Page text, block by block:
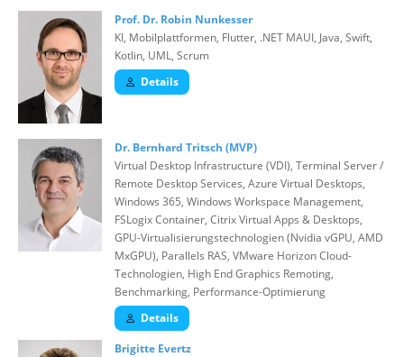
Prof. Dr. Robin Nunkesser
KI, Mobilplattformen, Flutter, .NET MAUI, Java, Swift,
Kotlin, UML, Scrum
Details
Dr. Bernhard Tritsch (MVP)
Virtual Desktop Infrastructure (VDI), Terminal Server /
Remote Desktop Services, Azure Virtual Desktops,
Windows 365, Windows Workspace Management,
FSLogix Container, Citrix Virtual Apps & Desktops,
GPU-Virtualisierungstechnologien (Nvidia vGPU, AMD
MxGPU), Parallels RAS, VMware Horizon Cloud-
Technologien, High End Graphics Remoting,
Benchmarking, Performance-Optimierung
Details
Brigitte Evertz